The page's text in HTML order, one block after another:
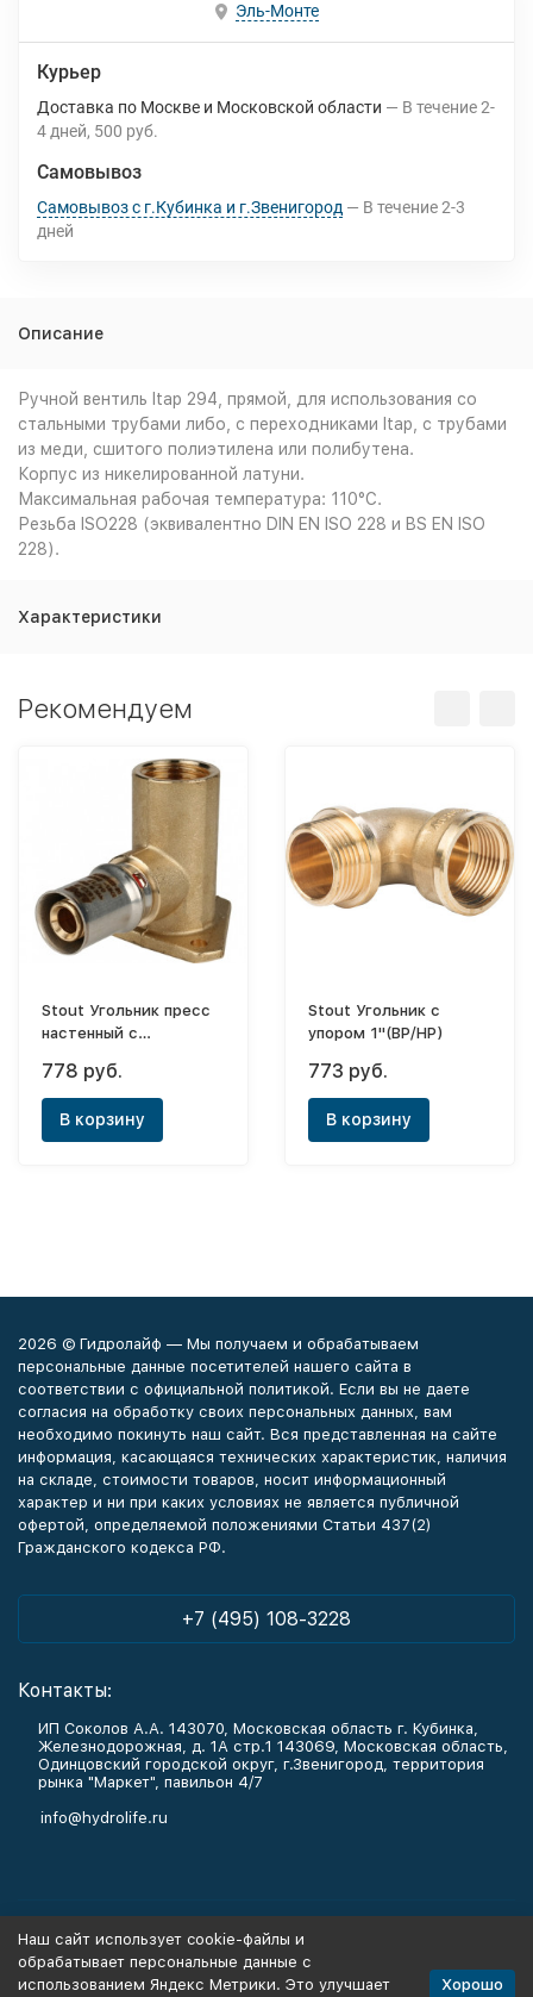
Эль-Монте
Курьер
Доставка по Москве и Московской области В течение2-
4 дней 500 руб.
Самовывоз
Самовывоз с г.Кубинка и г.Звенигород В течение2-3
дней
Описание
Ручной вентиль Itap 294, прямой, для использования со
стальными трубами либо, с переходниками Itap, с трубами
из меди, сшитого полиэтилена или полибутена.
Корпус из никелированной латуни.
Максимальная рабочая температура: 110°C.
Резьба ISO228 (эквивалентно DIN EN ISO 228 и BS EN ISO
228).
Характеристики
Рекомендуем
Stout Угольник пресс
настенный с
удлиненный
778 руб.
В корзину
Stout Угольник с
упором 1"(ВР/НР)
773 руб.
В корзину
2026 © Гидролайф — Мы получаем и обрабатываем
персональные данные посетителей нашего сайта в
соответствии с официальной политикой. Если вы не даете
согласия на обработку своих персональных данных, вам
необходимо покинуть наш сайт. Вся представленная на сайте
информация, касающаяся технических характеристик, наличия
на складе, стоимости товаров, носит информационный
характер и ни при каких условиях не является публичной
офертой, определяемой положениями Статьи 437(2)
Гражданского кодекса РФ.
+7 (495) 108-3228
Контакты:
ИП Соколов А.А. 143070, Московская область г. Кубинка,
Железнодорожная, д. 1А стр.1 143069, Московская область,
Одинцовский городской округ, г.Звенигород, территория
рынка "Маркет", павильон 4/7
info@hydrolife.ru
Информация
Наш сайт использует cookie-файлы и
обрабатывает персональные данные с
использованием Яндекс Метрики. Это улучшает
Хорошо